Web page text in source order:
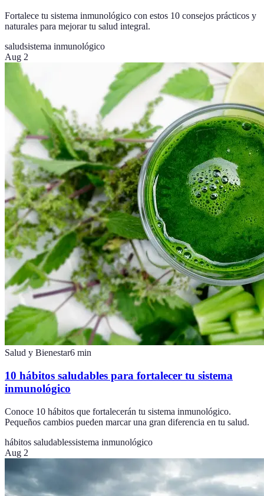
Fortalece tu sistema inmunológico con estos 10 consejos prácticos y
naturales para mejorar tu salud integral.
saludsistema inmunológico
Aug 2
Salud y Bienestar6 min
10 hábitos saludables para fortalecer tu sistema
inmunológico
Conoce 10 hábitos que fortalecerán tu sistema inmunológico.
Pequeños cambios pueden marcar una gran diferencia en tu salud.
hábitos saludablessistema inmunológico
Aug 2